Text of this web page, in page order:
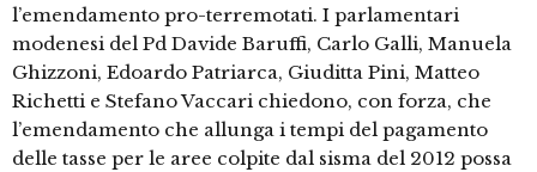
l’emendamento pro-terremotati. I parlamentari
modenesi del Pd Davide Baruffi, Carlo Galli, Manuela
Ghizzoni, Edoardo Patriarca, Giuditta Pini, Matteo
Richetti e Stefano Vaccari chiedono, con forza, che
l’emendamento che allunga i tempi del pagamento
delle tasse per le aree colpite dal sisma del 2012 possa